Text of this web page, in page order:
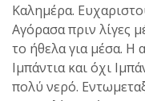
Καλημέρα.
Αγόρασα πριν λίγες
το ήθελα για μέσα. Η
Ιμπάντια και όχι
πολύ νερό.